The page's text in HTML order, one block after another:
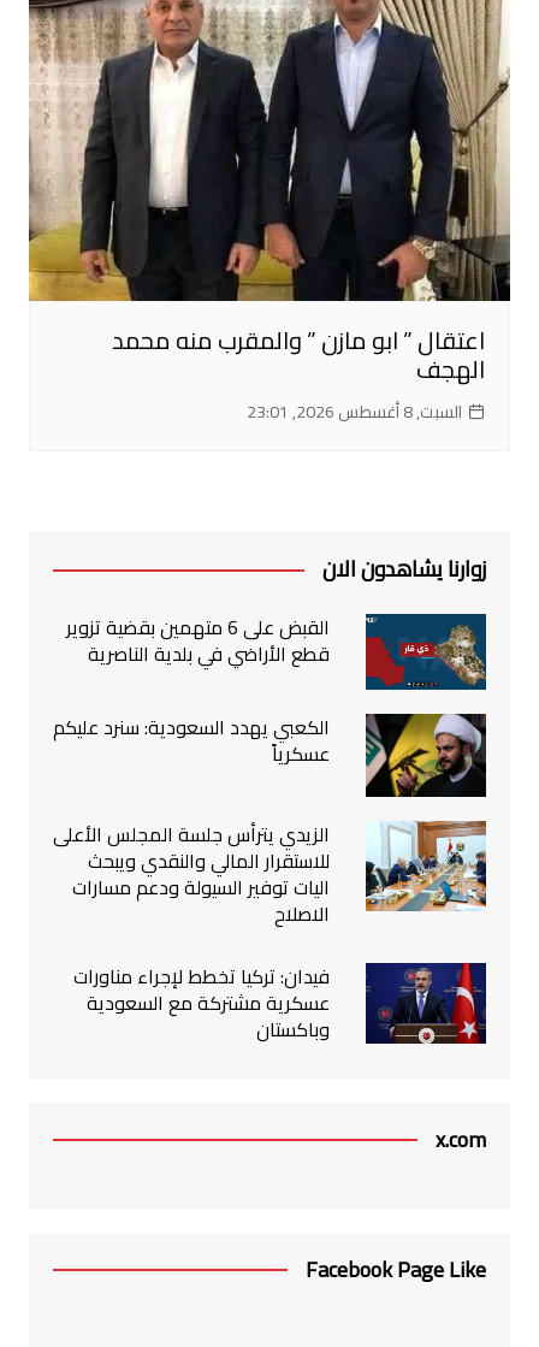
اعتقال ” ابو مازن ” والمقرب منه محمد
الهجف
السبت, 8 أغسطس 2026, 23:01
زوارنا يشاهدون الان
القبض على 6 متهمين بقضية تزوير
قطع الأراضي في بلدية الناصرية
الكعبي يهدد السعودية: سنرد عليكم
عسكرياً
الزيدي يترأس جلسة المجلس الأعلى
للاستقرار المالي والنقدي ويبحث
اليات توفير السيولة ودعم مسارات
الاصلاح
فيدان: تركيا تخطط لإجراء مناورات
عسكرية مشتركة مع السعودية
وباكستان
x.com
Facebook Page Like